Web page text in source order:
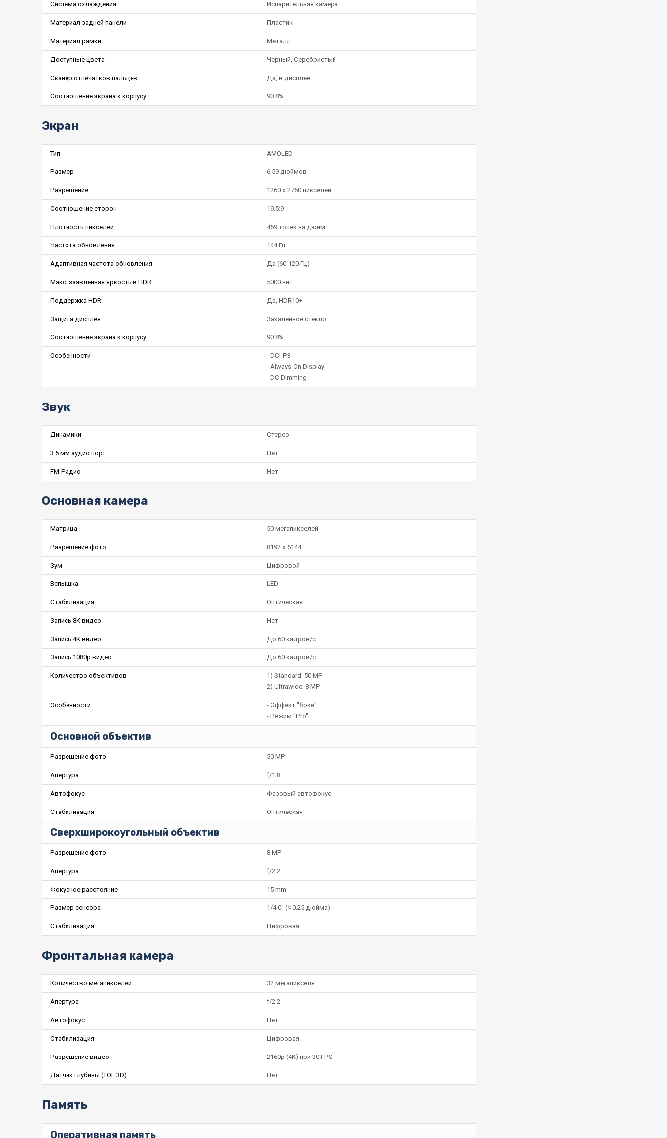
Система охлаждения Испарительная камера
Материал задней панели Пластик
Материал рамки Металл
Доступные цвета Черный, Серебристый
Сканер отпечатков пальцев Да, в дисплее
Соотношение экрана к корпусу 90.8%
Экран
Тип AMOLED
Размер 6.59 дюймов
Разрешение 1260 x 2750 пикселей
Соотношение сторон 19.5:9
Плотность пикселей 459 точек на дюйм
Частота обновления 144 Гц
Адаптивная частота обновления Да (60-120 Гц)
Макс. заявленная яркость в HDR 5000 нит
Поддержка HDR Да, HDR10+
Защита дисплея Закаленное стекло
Соотношение экрана к корпусу 90.8%
Особенности
- DCI-P3
- Always-On Display
- DC Dimming
Звук
Динамики Стерео
3.5 мм аудио порт Нет
FM-Радио Нет
Основная камера
Матрица 50 мегапикселей
Разрешение фото 8192 x 6144
Зум Цифровой
Вспышка LED
Стабилизация Оптическая
Запись 8K видео Нет
Запись 4K видео До 60 кадров/с
Запись 1080p видео До 60 кадров/с
Количество объективов
1) Standard: 50 MP
2) Ultrawide: 8 MP
Особенности
- Эффект "боке"
- Режим "Pro"
Основной объектив
Разрешение фото 50 MP
Апертура f/1.8
Автофокус Фазовый автофокус
Стабилизация Оптическая
Сверхширокоугольный объектив
Разрешение фото 8 MP
Апертура f/2.2
Фокусное расстояние 15 mm
Размер сенсора 1/4.0" (≈ 0.25 дюйма)
Стабилизация Цифровая
Фронтальная камера
Количество мегапикселей 32 мегапикселя
Апертура f/2.2
Автофокус Нет
Стабилизация Цифровая
Разрешение видео 2160p (4K) при 30 FPS
Датчик глубины (TOF 3D) Нет
Память
Оперативная память